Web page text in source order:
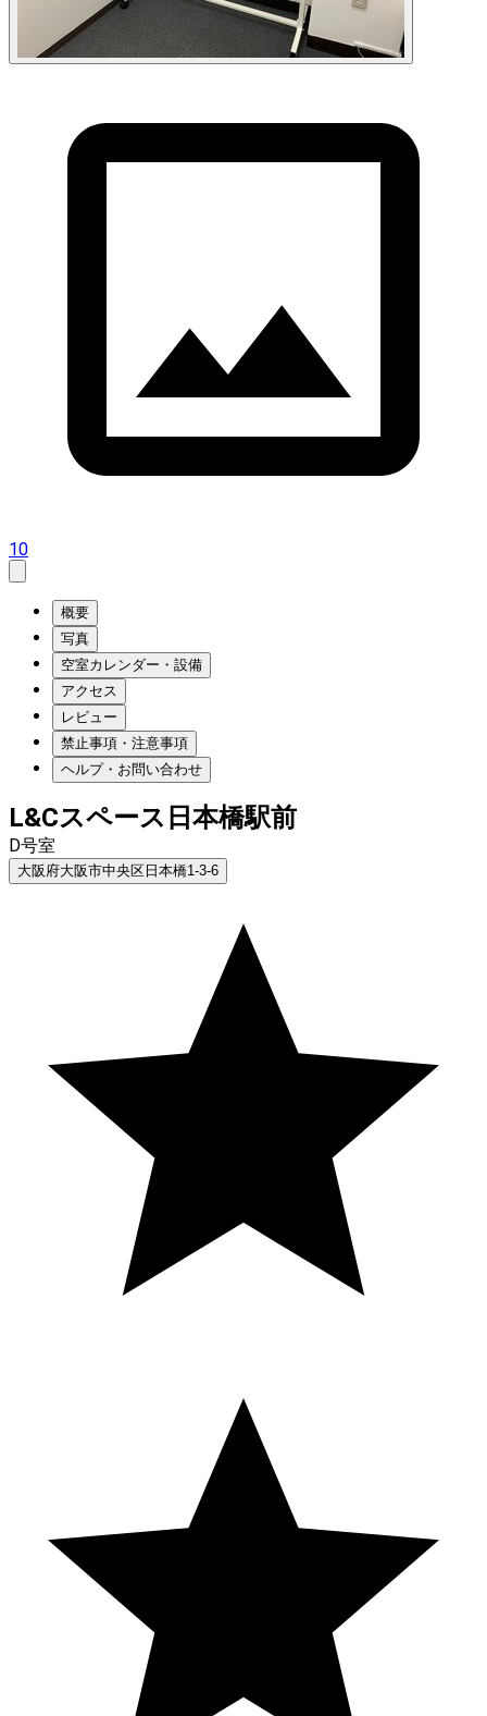
10
概要
写真
空室カレンダー・設備
アクセス
レビュー
禁止事項・注意事項
ヘルプ・お問い合わせ
L&Cスペース日本橋駅前
D号室
大阪府大阪市中央区日本橋1-3-6